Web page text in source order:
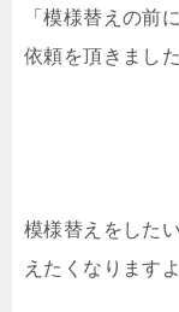
「模様替えの前
依頼を頂きました
模様替えをした
えたくなりますよ